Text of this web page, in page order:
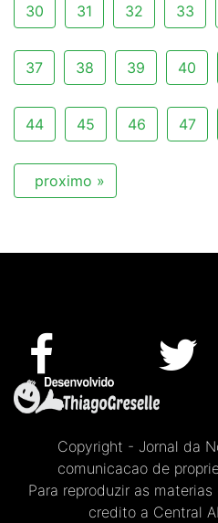
30 31 32 33
37 38 39 40
44 45 46 47
proximo »
Copyright - Jornal da
comunicacao de
Para reproduzir as
credito a Central